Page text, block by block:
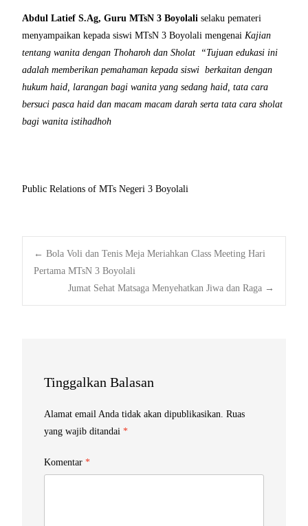
Abdul Latief S.Ag, Guru MTsN 3 Boyolali selaku pemateri
menyampaikan kepada siswi MTsN 3 Boyolali mengenai Kajian
tentang wanita dengan Thoharoh dan Sholat “Tujuan edukasi ini
adalah memberikan pemahaman kepada siswi berkaitan dengan
hukum haid, larangan bagi wanita yang sedang haid, tata cara
bersuci pasca haid dan macam macam darah serta tata cara sholat
bagi wanita istihadhoh
Public Relations of MTs Negeri 3 Boyolali
Post
navigation
← Bola Voli dan Tenis Meja Meriahkan Class Meeting Hari
Pertama MTsN 3 Boyolali
Jumat Sehat Matsaga Menyehatkan Jiwa dan Raga →
Tinggalkan Balasan
Alamat email Anda tidak akan dipublikasikan. Ruas
yang wajib ditandai *
Komentar *